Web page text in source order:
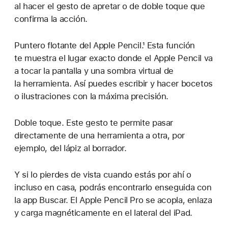
al hacer el gesto de apretar o de doble toque que
confirma la acción.
Puntero flotante del Apple Pencil.¹ Esta función
te muestra el lugar exacto donde el Apple Pencil va
a tocar la pantalla y una sombra virtual de
la herramienta. Así puedes escribir y hacer bocetos
o ilustraciones con la máxima precisión.
Doble toque. Este gesto te permite pasar
directamente de una herramienta a otra, por
ejemplo, del lápiz al borrador.
Y si lo pierdes de vista cuando estás por ahí o
incluso en casa, podrás encontrarlo enseguida con
la app Buscar. El Apple Pencil Pro se acopla, enlaza
y carga magnéticamente en el lateral del iPad.